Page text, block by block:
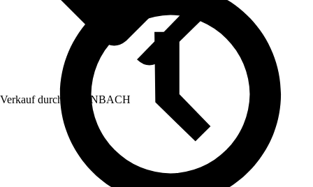
Verkauf durch: HORNBACH